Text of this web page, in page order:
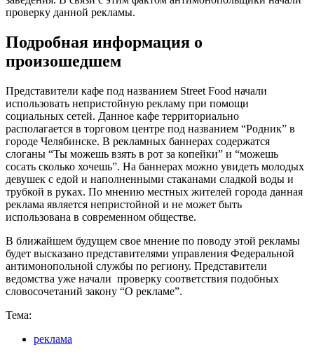
проверку данной рекламы.
Подробная информация о
произошедшем
Представители кафе под названием Street Food начали
использовать непристойную рекламу при помощи
социальных сетей. Данное кафе территориально
располагается в торговом центре под названием “Родник” в
городе Челябинске. В рекламных баннерах содержатся
слоганы “Ты можешь взять в рот за копейки” и “можешь
сосать сколько хочешь”. На баннерах можно увидеть молодых
девушек с едой и наполненными стаканами сладкой воды и
трубкой в руках. По мнению местных жителей города данная
реклама является непристойной и не может быть
использована в современном обществе.
В ближайшем будущем свое мнение по поводу этой рекламы
будет высказано представителями управления Федеральной
антимонопольной службы по региону. Представители
ведомства уже начали проверку соответствия подобных
словосочетаний закону “О рекламе”.
Тема:
реклама